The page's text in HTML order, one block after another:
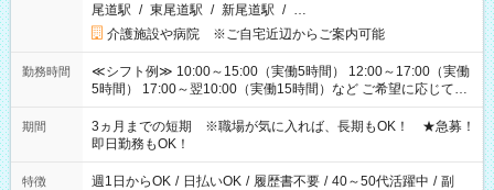
尾道駅 / 東尾道駅 / 新尾道駅 / …
介護施設や病院 ※ご自宅近辺からご案内可能
勤務時間
≪シフト例≫ 10:00～15:00（実働5時間） 12:00～17:00（実働
5時間） 17:00～翌10:00（実働15時間）など ご希望に応じて、
働く時間は調整できます！ お気軽に担当へ相談ください！
期間
3ヵ月までの短期 ※職場が気に入れば、長期もOK！ ★急募！
即日勤務もOK！
特徴 週1日からOK / 日払いOK / 履歴書不要 / 40～50代活躍中 / 副